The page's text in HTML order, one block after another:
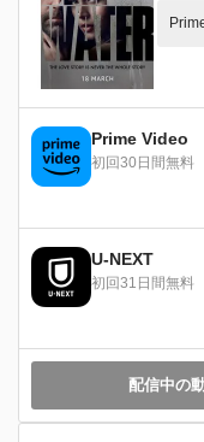
Prime Video
初回30日間無料
U-NEXT
初回31日間無料
配信中の